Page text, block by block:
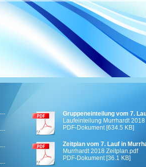
Gruppeneinteilung vom 7.
Laufeinteilung Murrhardt
PDF-Dokument [634.5 KB]
Zeitplan vom 7. Lauf in
Murrhardt 2018 Zeitplan.pdf
PDF-Dokument [36.1 KB]